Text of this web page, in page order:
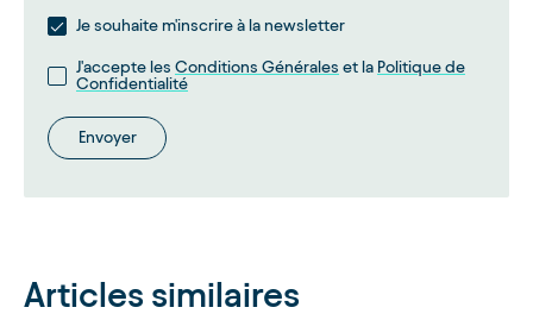
Je souhaite m'inscrire à la newsletter
J'accepte les Conditions Générales et la Politique de
Confidentialité
Envoyer
Articles similaires